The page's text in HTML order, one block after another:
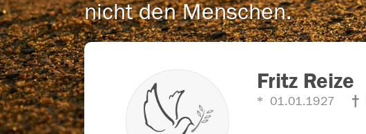
nicht den Menschen.
Fritz Reize
01.01.1927